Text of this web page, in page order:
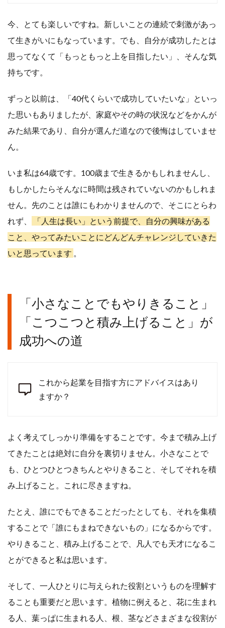
今、とても楽しいですね。新しいことの連続で刺激があっ
て生きがいにもなっています。でも、自分が成功したとは
思ってなくて「もっともっと上を目指したい」、そんな気
持ちです。
ずっと以前は、「40代くらいで成功していたいな」といっ
た思いもありましたが、家庭やその時の状況などをかんが
みた結果であり、自分が選んだ道なので後悔はしていませ
ん。
いま私は64歳です。100歳まで生きるかもしれませんし、
もしかしたらそんなに時間は残されていないのかもしれま
せん。先のことは誰にもわかりませんので、そこにとらわ
れず、
「人生は長い」という前提で、自分の興味がある
こと、やってみたいことにどんどんチャレンジしていきた
いと思っています 。
「小さなことでもやりきること」
「こつこつと積み上げること」が
成功への道
これから起業を目指す方にアドバイスはあり
ますか？
よく考えてしっかり準備をすることです。今まで積み上げ
てきたことは絶対に自分を裏切りません。小さなことで
も、ひとつひとつきちんとやりきること、そしてそれを積
み上げること。これに尽きますね。
たとえ、誰にでもできることだったとしても、それを集積
することで「誰にもまねできないもの」になるからです。
やりきること、積み上げることで、凡人でも天才になるこ
とができると私は思います。
そして、一人ひとりに与えられた役割というものを理解す
ることも重要だと思います。植物に例えると、花に生まれ
る人、葉っぱに生まれる人、根、茎などさまざまな役割が